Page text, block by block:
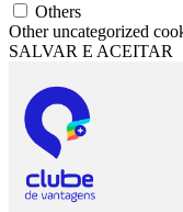
Others
Other uncategorized
SALVAR E ACEITAR